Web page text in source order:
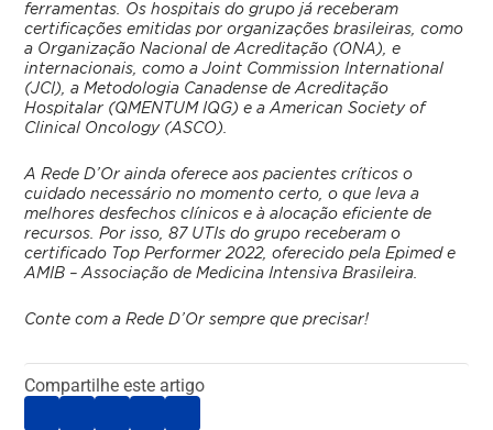
ferramentas. Os hospitais do grupo já receberam
certificações emitidas por organizações brasileiras, como
a Organização Nacional de Acreditação (ONA), e
internacionais, como a Joint Commission International
(JCI), a Metodologia Canadense de Acreditação
Hospitalar (QMENTUM IQG) e a American Society of
Clinical Oncology (ASCO).
A Rede D’Or ainda oferece aos pacientes críticos o
cuidado necessário no momento certo, o que leva a
melhores desfechos clínicos e à alocação eficiente de
recursos. Por isso, 87 UTIs do grupo receberam o
certificado Top Performer 2022, oferecido pela Epimed e
AMIB – Associação de Medicina Intensiva Brasileira.
Conte com a Rede D’Or sempre que precisar!
Compartilhe este artigo